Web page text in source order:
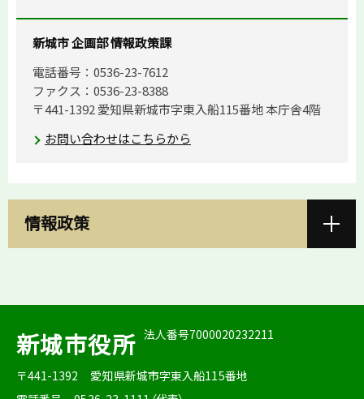
新城市 企画部 情報政策課
電話番号：0536-23-7612
ファクス：0536-23-8388
〒441-1392 愛知県新城市字東入船115番地 本庁舎4階
お問い合わせはこちらから
情報政策
新城市役所 法人番号7000020232211
〒441-1392
愛知県新城市字東入船115番地